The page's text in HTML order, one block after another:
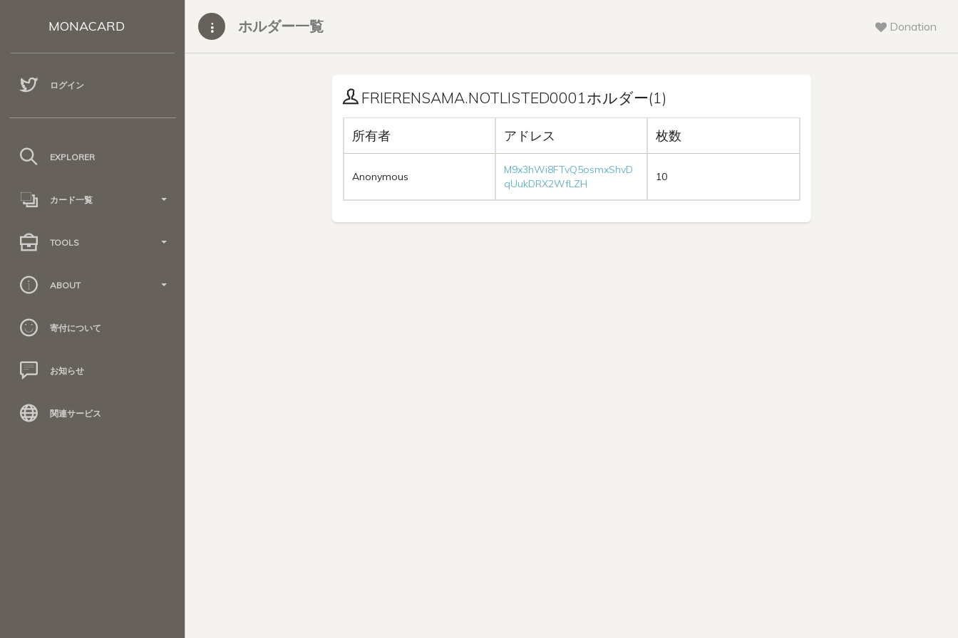
MONACARD
ログイン
EXPLORER
カード一覧
TOOLS
ABOUT
寄付について
お知らせ
関連サービス
ホルダー一覧 Donation
FRIERENSAMA.NOTLISTED0001ホルダー(1)
所有者 アドレス 枚数
Anonymous
M9x3hWi8FTvQ5osmxShvD
qUukDRX2WfLZH
10